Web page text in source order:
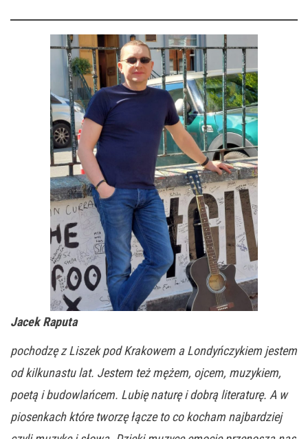
Jacek Raputa
pochodzę z Liszek pod Krakowem a Londyńczykiem jestem
od kilkunastu lat. Jestem też mężem, ojcem, muzykiem,
poetą i budowlańcem. Lubię naturę i dobrą literaturę. A w
piosenkach które tworzę łącze to co kocham najbardziej